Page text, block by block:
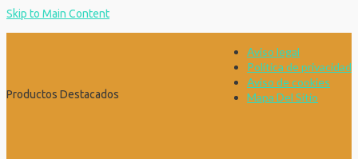
Skip to Main Content
Aviso legal
Política de privacidad
Aviso de cookies
Mapa Del Sitio
Productos Destacados